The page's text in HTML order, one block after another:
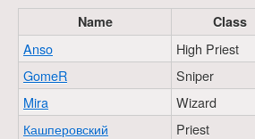
Name Class
Anso High Priest
GomeR
Sniper
Mira
Wizard
Кашперовский
Priest